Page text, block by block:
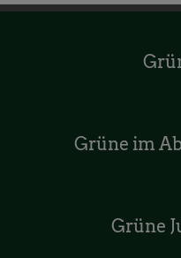
Grüne im
Grüne